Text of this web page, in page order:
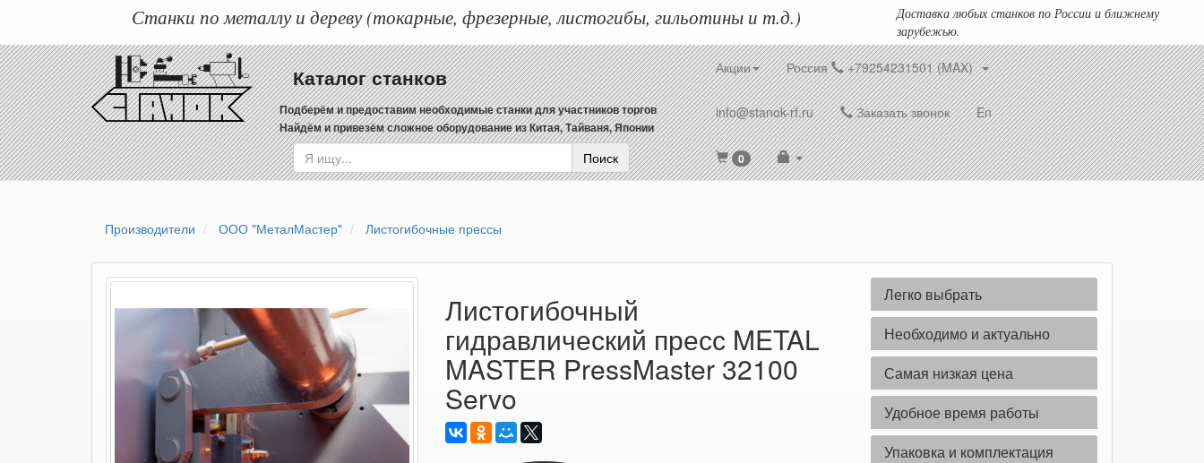
Станки по металлу и дереву (токарные, фрезерные, листогибы, гильотины и т.д.)
Доставка любых станков по России и ближнему
зарубежью.
Каталог станков
Подберём и предоставим необходимые станки для участников торгов
Найдём и привезём сложное оборудование из Китая, Тайваня, Японии
Поиск
Акции Россия +79254231501 (MAX)
info@stanok-rf.ru Заказать звонок En
0
Производители ООО "МеталМастер" Листогибочные прессы
Листогибочный
гидравлический пресс METAL
MASTER PressMaster 32100
Servo
Легко выбрать
Необходимо и актуально
Самая низкая цена
Удобное время работы
Упаковка и комплектация